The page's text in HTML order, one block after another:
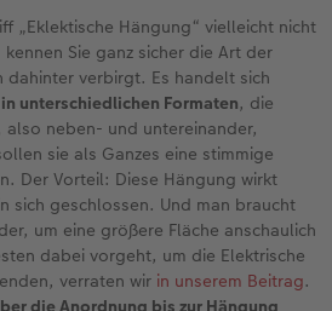
„Eklektische Hängung“ vielleicht nicht
Sie ganz sicher die Art der
verbirgt. Es handelt sich
unterschiedlichen Formaten, die
also neben- und untereinander,
sie als Ganzes eine stimmige
Der Vorteil: Diese Hängung wirkt
sich geschlossen. Und man braucht
um eine größere Fläche anschaulich
dabei vorgeht, um die Elektrische
verraten wir in unserem Beitrag.